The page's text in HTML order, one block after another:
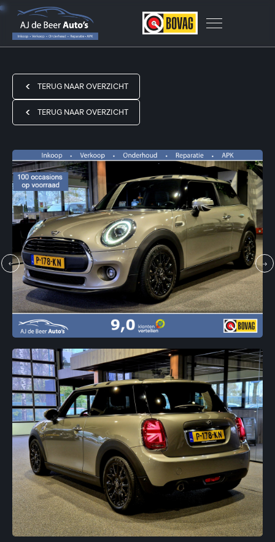
TERUG NAAR OVERZICHT
TERUG NAAR OVERZICHT